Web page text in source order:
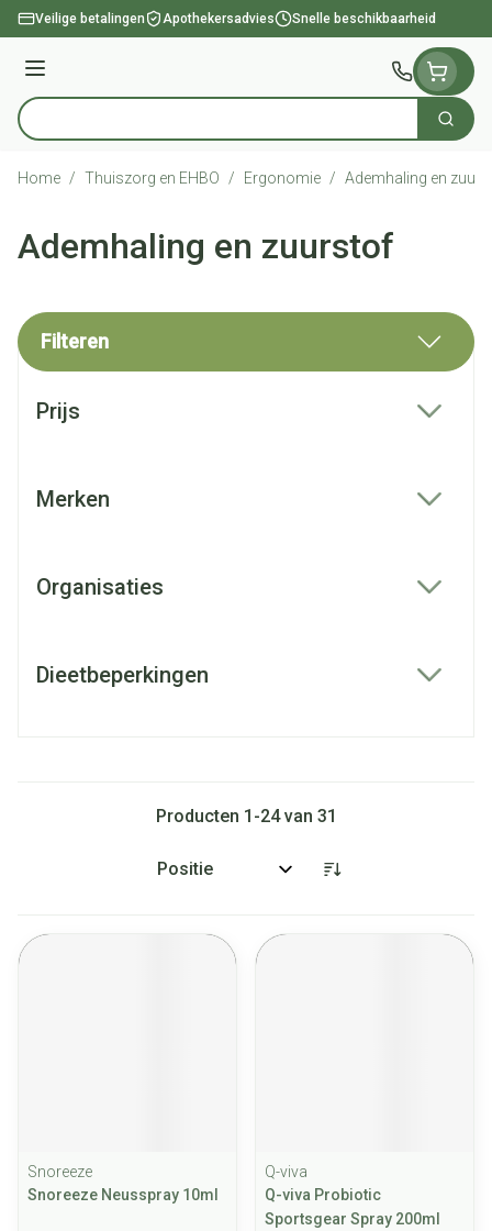
Ga naar de inhoud
Veilige betalingen Apothekersadvies Snelle beschikbaarheid
Menu
Product, merk, categorie... Zoek
Home / Thuiszorg en EHBO / Ergonomie / Ademhaling en
Ademhaling en zuurstof
Filteren
Prijs
Merken
Organisaties
Dieetbeperkingen
Producten 1 -24van 31
Sorteer op:
Snoreeze
Snoreeze Neusspray 10ml
Q-viva
Q-viva Probiotic
Sportsgear Spray 200ml